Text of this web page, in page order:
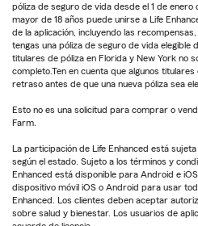
póliza de seguro de vida desde el 1 de
mayor de 18 años puede unirse a Life
de la aplicación, incluyendo las
tengas una póliza de seguro de vida elegible
titulares de póliza en Florida y New York no
completo.Ten en cuenta que algunos
retraso antes de que una nueva póliza sea
Esto no es una solicitud para comprar o
Farm.
La participación de Life Enhanced está
según el estado. Sujeto a los términos y
Enhanced está disponible para Android e
dispositivo móvil iOS o Android para usar
Enhanced. Los clientes deben aceptar
sobre salud y bienestar. Los usuarios de